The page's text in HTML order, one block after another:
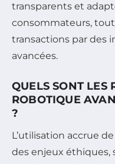
transparents et
consommateurs,
transactions par des
avancées.
QUELS SONT LES
ROBOTIQUE
?
L’utilisation accrue
des enjeux éthiques,